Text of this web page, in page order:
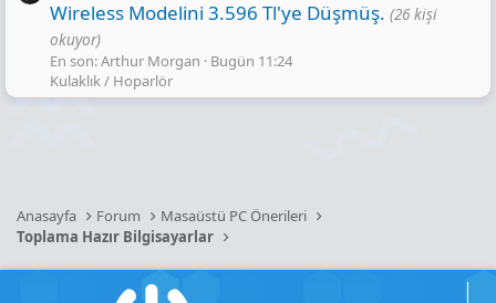
Wireless Modelini 3.596 Tl'ye Düşmüş. (26 kişi
okuyor)
En son: Arthur Morgan
Bugün 11:24
Kulaklık / Hoparlör
Anasayfa Forum
Masaüstü PC Önerileri
Toplama Hazır Bilgisayarlar